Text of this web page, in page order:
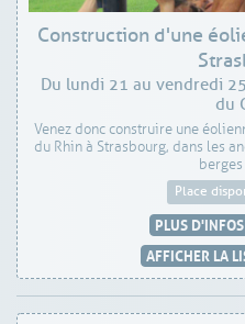
Construction d'une
Du lundi 21 au vendredi
du
Venez donc construire une
du Rhin à Strasbourg, dans les
Place
PLUS
AFFICHER LA